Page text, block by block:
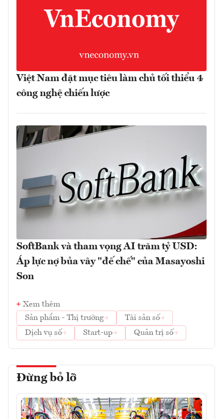
Việt Nam đặt mục tiêu làm chủ tối thiểu 4
công nghệ chiến lược
SoftBank và tham vọng AI trăm tỷ USD:
Áp lực nợ bủa vây "đế chế" của Masayoshi
Son
Xem thêm
Sản phẩm - Thị trường
Tài sản số
Dịch vụ số
Start-up Quản trị số
Đừng bỏ lỡ